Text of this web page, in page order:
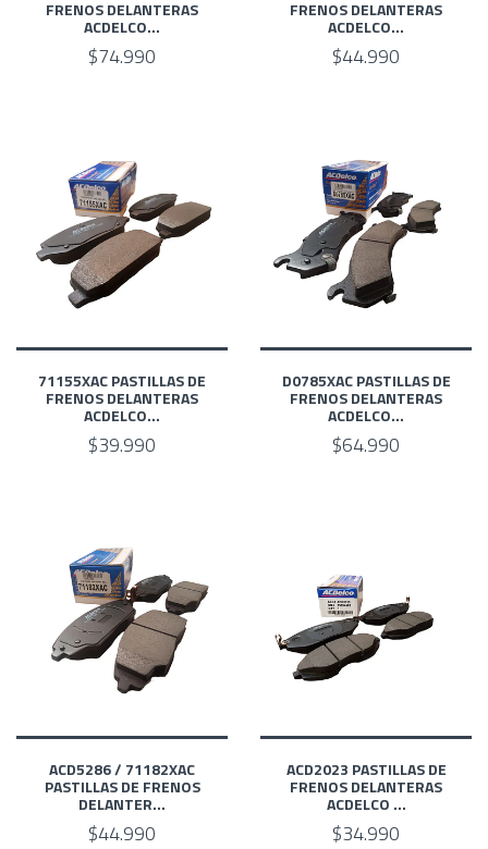
FRENOS DELANTERAS
ACDELCO...
$74.990
FRENOS DELANTERAS
ACDELCO...
$44.990
71155XAC PASTILLAS DE
FRENOS DELANTERAS
ACDELCO...
$39.990
D0785XAC PASTILLAS DE
FRENOS DELANTERAS
ACDELCO...
$64.990
ACD5286 / 71182XAC
PASTILLAS DE FRENOS
DELANTER...
$44.990
ACD2023 PASTILLAS DE
FRENOS DELANTERAS
ACDELCO ...
$34.990